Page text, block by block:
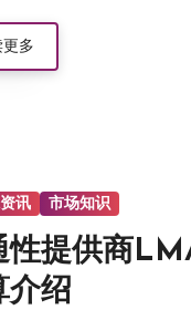
多
讯 市场知识
性提供商
介绍